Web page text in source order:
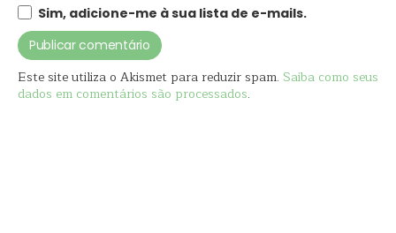
Sim, adicione-me à sua lista de e-mails.
Este site utiliza o Akismet para reduzir spam. Saiba como seus
dados em comentários são processados.